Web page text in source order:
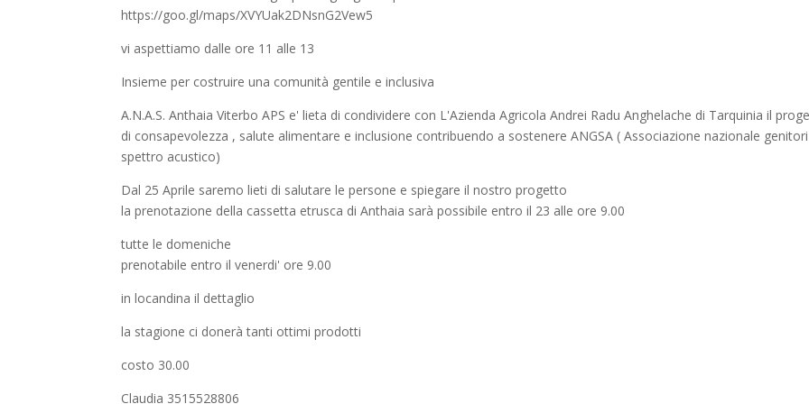
https://goo.gl/maps/XVYUak2DNsnG2Vew5
vi aspettiamo dalle ore 11 alle 13
Insieme per costruire una comunità gentile e inclusiva
A.N.A.S. Anthaia Viterbo APS e' lieta di condividere con L'Azienda Agricola Andrei Radu Anghelache di Tarquinia il
di consapevolezza , salute alimentare e inclusione contribuendo a sostenere ANGSA ( Associazione nazionale genitori
spettro acustico)
Dal 25 Aprile saremo lieti di salutare le persone e spiegare il nostro progetto
la prenotazione della cassetta etrusca di Anthaia sarà possibile entro il 23 alle ore 9.00
tutte le domeniche
prenotabile entro il venerdi' ore 9.00
in locandina il dettaglio
la stagione ci donerà tanti ottimi prodotti
costo 30.00
Claudia 3515528806